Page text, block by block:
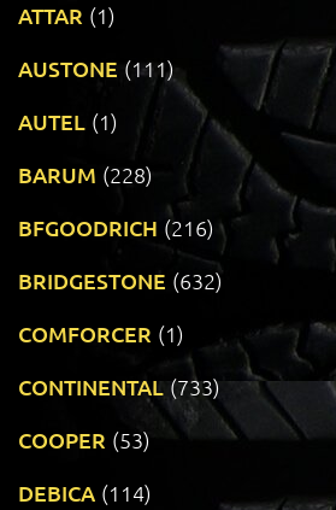
ATTAR (1)
AUSTONE (111)
AUTEL (1)
BARUM (228)
BFGOODRICH (216)
BRIDGESTONE (632)
COMFORCER (1)
CONTINENTAL (733)
COOPER (53)
DEBICA (114)